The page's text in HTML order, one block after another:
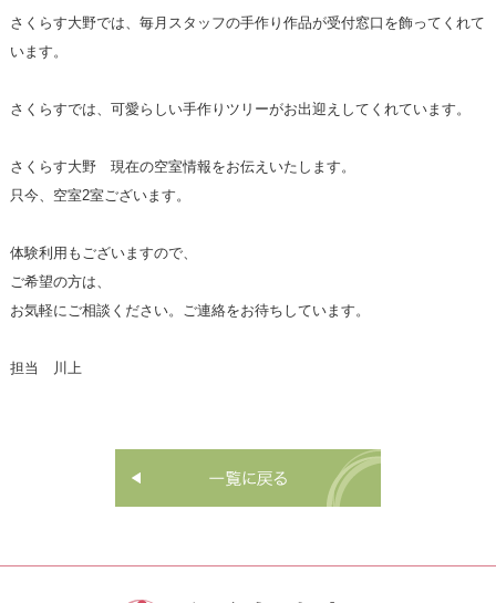
さくらす大野では、毎月スタッフの手作り作品が受付窓口を飾ってくれて
います。
さくらすでは、可愛らしい手作りツリーがお出迎えしてくれています。
さくらす大野 現在の空室情報をお伝えいたします。
只今、空室2室ございます。
体験利用もございますので、
ご希望の方は、
お気軽にご相談ください。ご連絡をお待ちしています。
担当 川上